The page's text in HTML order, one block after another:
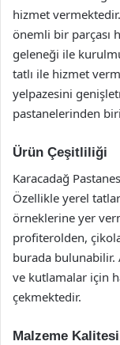
hizmet
önemli bir parçası
geleneği ile
tatlı ile hizmet
yelpazesini
pastanelerinden
Ürün Çeşitliliği
Karacadağ
Özellikle yerel
örneklerine yer
profiterolden,
burada bulunabilir.
ve kutlamalar için
çekmektedir.
Malzeme Kalitesi